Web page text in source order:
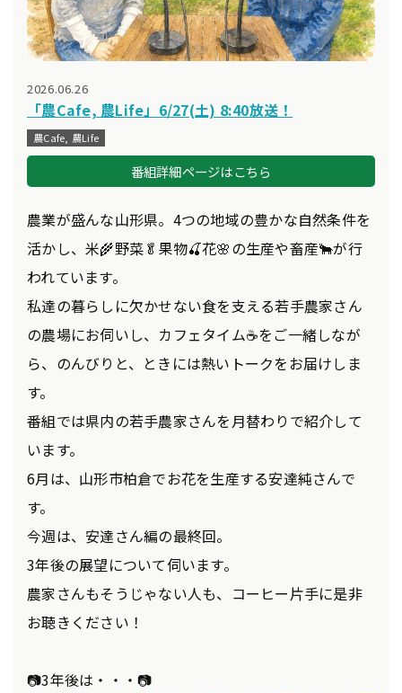
2026.06.26
「農Cafe, 農Life」6/27(土) 8:40放送！
農Cafe, 農Life
番組詳細ページはこちら
農業が盛んな山形県。4つの地域の豊かな自然条件を
活かし、米🌾野菜🥬果物🍒花🌸の生産や畜産🐂が行
われています。
私達の暮らしに欠かせない食を支える若手農家さん
の農場にお伺いし、カフェタイム☕をご一緒しなが
ら、のんびりと、ときには熱いトークをお届けしま
す。
番組では県内の若手農家さんを月替わりで紹介して
います。
6月は、山形市柏倉でお花を生産する安達純さんで
す。
今週は、安達さん編の最終回。
3年後の展望について伺います。
農家さんもそうじゃない人も、コーヒー片手に是非
お聴きください！
📷3年後は・・・📷